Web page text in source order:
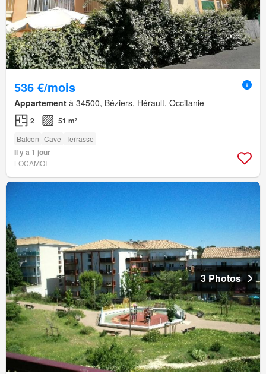
536 €/mois
Appartement à 34500, Béziers, Hérault, Occitanie
2 51 m²
Balcon Cave Terrasse
Il y a 1 jour
LOCAMOI
3 Photos